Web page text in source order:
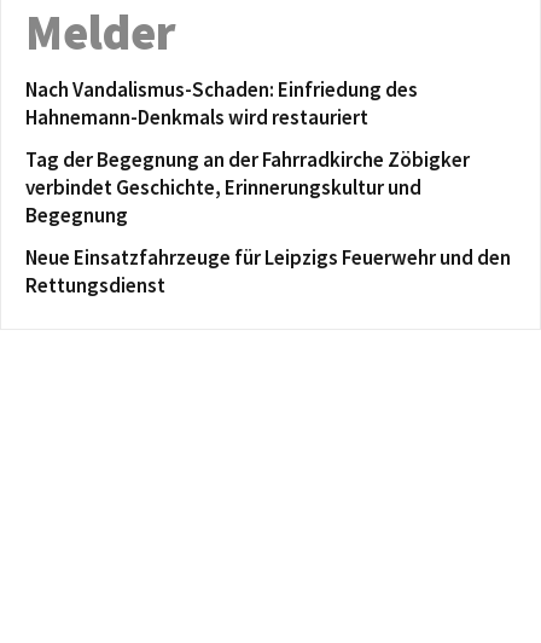
Melder
Nach Vandalismus-Schaden: Einfriedung des
Hahnemann-Denkmals wird restauriert
Tag der Begegnung an der Fahrradkirche Zöbigker
verbindet Geschichte, Erinnerungskultur und
Begegnung
Neue Einsatzfahrzeuge für Leipzigs Feuerwehr und den
Rettungsdienst